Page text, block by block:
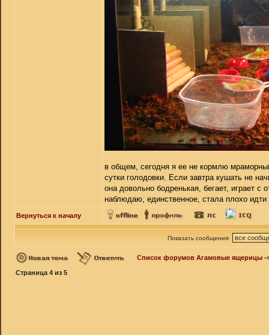
в общем, сегодня я ее не кормлю
сутки голодовки. Если завтра кушать не
она довольно бодренькая, бегает, играет с
наблюдаю, единственное, стала плохо идти
Вернуться к началу
Показать сообщения:
Список форумов Агамовые ящерицы -
Страница 4 из 5